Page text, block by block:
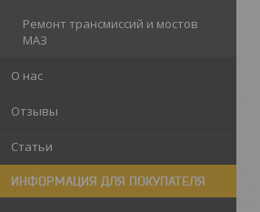
Ремонт трансмиссий и мостов
МАЗ
О нас
Отзывы
Статьи
ИНФОРМАЦИЯ ДЛЯ ПОКУПАТЕЛЯ